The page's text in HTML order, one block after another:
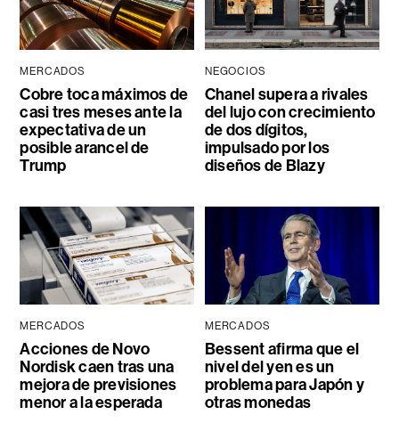
MERCADOS
Cobre toca máximos de
casi tres meses ante la
expectativa de un
posible arancel de
Trump
NEGOCIOS
Chanel supera a rivales
del lujo con crecimiento
de dos dígitos,
impulsado por los
diseños de Blazy
MERCADOS
Acciones de Novo
Nordisk caen tras una
mejora de previsiones
menor a la esperada
MERCADOS
Bessent afirma que el
nivel del yen es un
problema para Japón y
otras monedas